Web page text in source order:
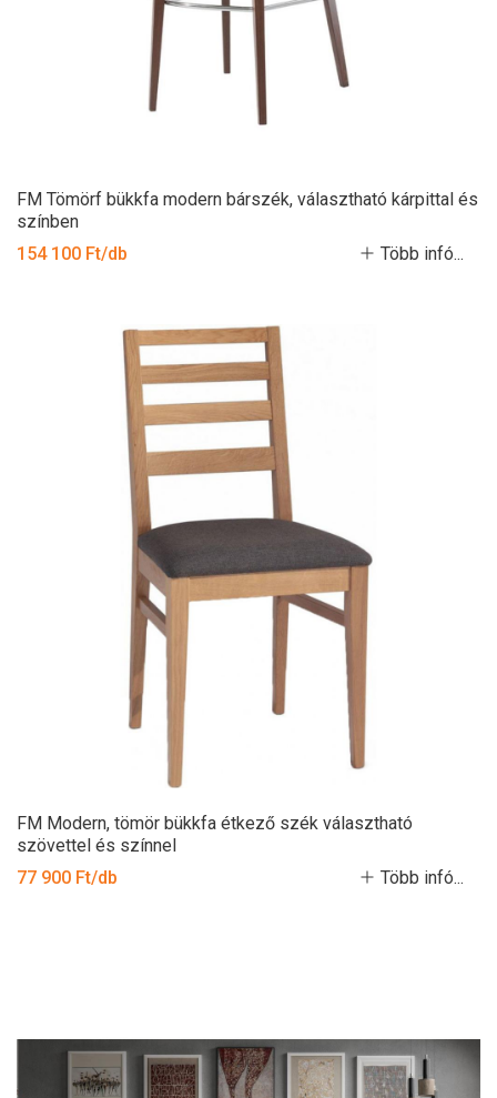
FM Tömörf bükkfa modern bárszék, választható kárpittal és
színben
154 100 Ft/db
Több infó...
FM Modern, tömör bükkfa étkező szék választható
szövettel és színnel
77 900 Ft/db
Több infó...